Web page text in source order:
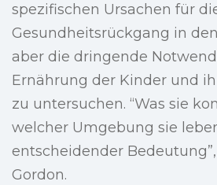
spezifischen Ursachen für
Gesundheitsrückgang in
aber die dringende
Ernährung der Kinder und
zu untersuchen. “Was sie
welcher Umgebung sie
entscheidender
Gordon.